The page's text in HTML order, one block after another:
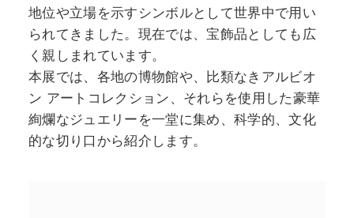
地位や立場を示すシンボルとして世界中で用い
られてきました。現在では、宝飾品としても広
く親しまれています。
本展では、各地の博物館や、比類なきアルビオ
ン アートコレクション、それらを使用した豪華
絢爛なジュエリーを一堂に集め、科学的、文化
的な切り口から紹介します。